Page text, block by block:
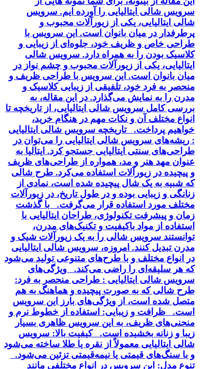
سرویس شالی ایتالیایی را آورده ایم. سرویس
شالی ایتالیایی، یکی از زیورآلات محبوب و
پرطرفدار در میان بانوان است. این سرویس با
طراحی خاص و ظریف خود، جلوه‌ای از زیبایی و
کلاسیک بودن را به همراه دارد. سرویس شالی
ایتالیایی، یکی از زیورآلات محبوب و چشم نواز در
میان بانوان است. این سرویس با طراحی ظریف و
منحصر به فرد خود، تلفیقی از زیبایی کلاسیک و
مدرن را به نمایش می‌گذارد. در این مقاله، به
بررسی کامل سرویس شالی ایتالیایی، از تاریخچه تا
انواع مختلف آن و نکات مهم در هنگام خرید،
خواهیم پرداخت. تاریخچه سرویس شالی ایتالیایی
: ریشه‌های سرویس شالی ایتالیایی را می‌توان در
طراحی‌های سنتی ایتالیایی جستجو کرد. ایتالیا به
عنوان مهد هنر و مد، همواره از طراحی‌های ظریف
و پیچیده در زیورآلات استفاده می‌کرد. طرح شالی
که شبیه به یک شال پیچیده شده است، نمادی از
زنانگی و زیبایی بوده و در طول تاریخ، در زیورآلات
مختلف مورد استفاده قرار می‌گرفت. با گذشت
زمان و پیشرفت تکنولوژی، طراحان ایتالیایی با
استفاده از مواد باکیفیت و تکنیک‌های مدرن،
توانستند سرویس شالی را به یک زیورآلات شیک و
مدرن تبدیل کنند. امروزه، سرویس شالی ایتالیایی
در انواع مختلف و با طرح‌های متنوعی تولید می‌شود
که هر سلیقه‌ای را راضی می‌کند. ویژگی‌های
سرویس شالی ایتالیایی : طراحی منحصر به فرد:
طرح شالی که به صورت پیچیده و هماهنگ به هم
متصل شده است، از ویژگی‌های بارز این سرویس
است. ظرافت و زیبایی: استفاده از خطوط نرم و
منحنی‌های ظریف، به این سرویس ظاهری بسیار
زیبا و زنانه بخشیده است. کیفیت بالا: سرویس
شالی ایتالیایی معمولاً از نقره یا طلا ساخته می‌شود
و با سنگ‌های قیمتی یا نیمه‌قیمتی تزئین می‌شود.
تنوع مدل: این سرویس در انواع مختلفی مانند